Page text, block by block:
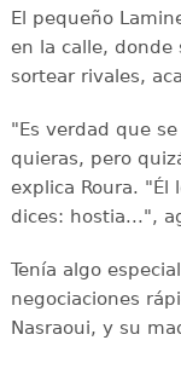
El pequeño
en la calle, donde
sortear rivales,
"Es verdad que
quieras, pero
explica Roura. "Él
dices: hostia...",
Tenía algo
negociaciones
Nasraoui, y su